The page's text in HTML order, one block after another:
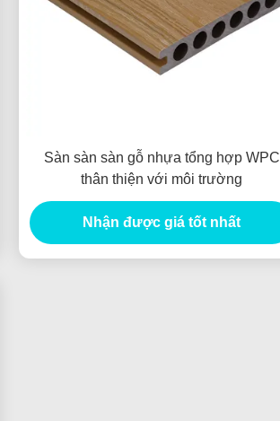
Sàn sàn sàn gỗ nhựa tổng hợp WPC
thân thiện với môi trường
Nhận được giá tốt nhất